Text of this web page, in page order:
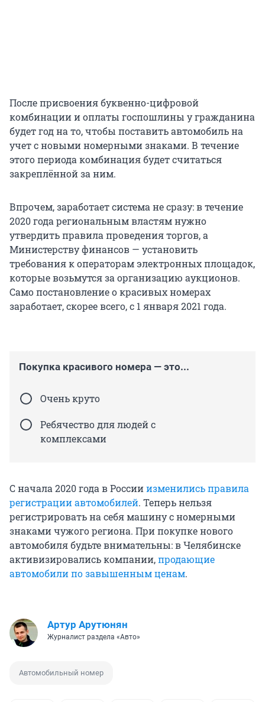
После присвоения буквенно-цифровой
комбинации и оплаты госпошлины у гражданина
будет год на то, чтобы поставить автомобиль на
учет с новыми номерными знаками. В течение
этого периода комбинация будет считаться
закреплённой за ним.
Впрочем, заработает система не сразу: в течение
2020 года региональным властям нужно
утвердить правила проведения торгов, а
Министерству финансов — установить
требования к операторам электронных площадок,
которые возьмутся за организацию аукционов.
Само постановление о красивых номерах
заработает, скорее всего, с 1 января 2021 года.
Покупка красивого номера — это...
Очень круто
Ребячество для людей с
комплексами
С начала 2020 года в Россииизменились правила
регистрации автомобилей. Теперь нельзя
регистрировать на себя машину с номерными
знаками чужого региона. При покупке нового
автомобиля будьте внимательны: в Челябинске
активизировались компании,продающие
автомобили по завышенным ценам.
Артур Арутюнян
Журналист раздела «Авто»
Автомобильный номер